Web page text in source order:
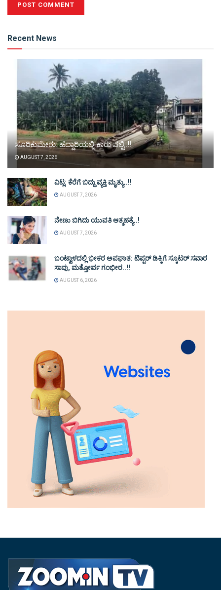
Recent News
ಸೂರಿಕುಮೇರು: ಹೆದ್ದಾರಿಯಲ್ಲಿ ಕಾರು ಪಲ್ಟಿ..!!
AUGUST 7, 2026
ವಿಟ್ಲ: ಕೆರೆಗೆ ಬಿದ್ದು ವ್ಯಕ್ತಿ ಮೃತ್ಯು..!!
AUGUST 7, 2026
ನೇಣು ಬಿಗಿದು ಯುವತಿ ಆತ್ಮಹತ್ಯೆ..!
AUGUST 7, 2026
ಬಂಟ್ವಾಳದಲ್ಲಿ ಭೀಕರ ಅಪಘಾತ: ಟಿಪ್ಪರ್ ಡಿಕ್ಕಿಗೆ ಸ್ಕೂಟರ್ ಸವಾರ
ಸಾವು, ಮತ್ತೋರ್ವ ಗಂಭೀರ..!!
AUGUST 6, 2026